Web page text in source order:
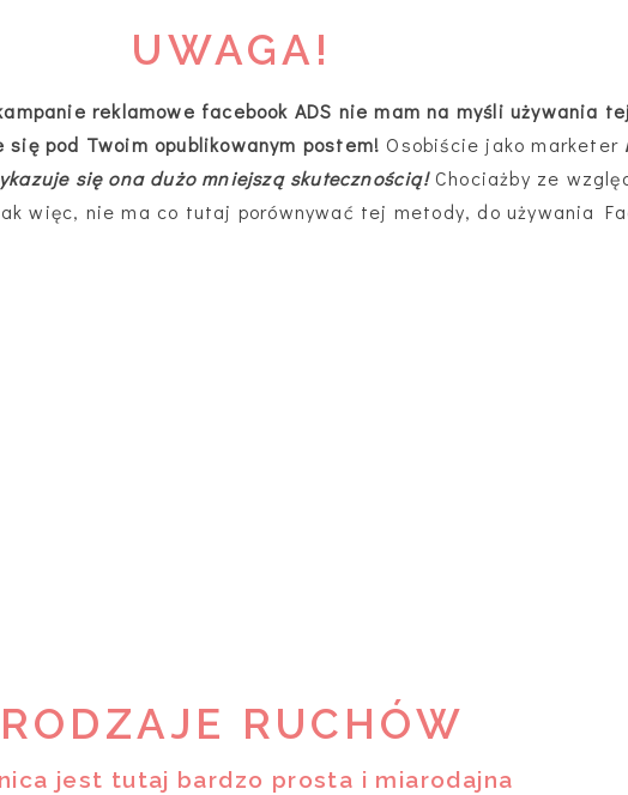
UWAGA!
reklamowe facebook ADS nie mam na myśli używania
pod Twoim opublikowanym postem! Osobiście jako marketer
się ona dużo mniejszą skutecznością!Chociażby ze
więc, nie ma co tutaj porównywać tej metody, do używania
RODZAJE RUCHÓW
jest tutaj bardzo prosta i miarodajna